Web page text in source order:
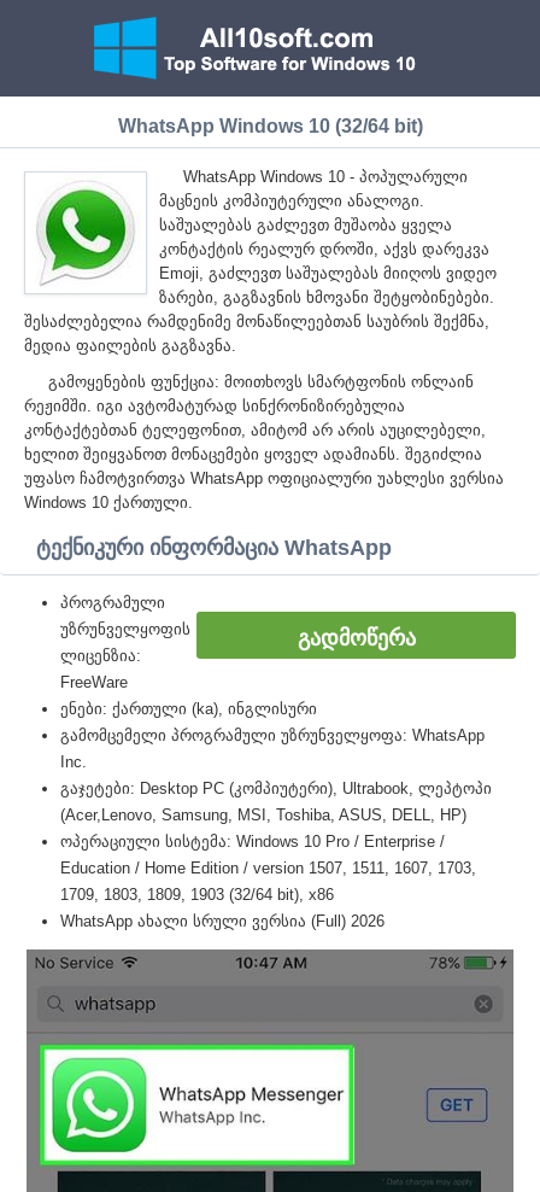
WhatsApp Windows 10 (32/64 bit)
WhatsApp Windows 10 - პოპულარული
მაცნეის კომპიუტერული ანალოგი.
საშუალებას გაძლევთ მუშაობა ყველა
კონტაქტის რეალურ დროში, აქვს დარეკვა
Emoji, გაძლევთ საშუალებას მიიღოს ვიდეო
ზარები, გაგზავნის ხმოვანი შეტყობინებები.
შესაძლებელია რამდენიმე მონაწილეებთან საუბრის შექმნა,
მედია ფაილების გაგზავნა.
გამოყენების ფუნქცია: მოითხოვს სმარტფონის ონლაინ
რეჟიმში. იგი ავტომატურად სინქრონიზირებულია
კონტაქტებთან ტელეფონით, ამიტომ არ არის აუცილებელი,
ხელით შეიყვანოთ მონაცემები ყოველ ადამიანს. შეგიძლია
უფასო ჩამოტვირთვა WhatsApp ოფიციალური უახლესი ვერსია
Windows 10 ქართული.
ტექნიკური ინფორმაცია WhatsApp
ᲒᲐᲓᲛᲝᲬᲔᲠᲐ
პროგრამული
უზრუნველყოფის
ლიცენზია:
FreeWare
ენები: ქართული (ka), ინგლისური
გამომცემელი პროგრამული უზრუნველყოფა: WhatsApp
Inc.
გაჯეტები: Desktop PC (კომპიუტერი), Ultrabook, ლეპტოპი
(Acer,Lenovo, Samsung, MSI, Toshiba, ASUS, DELL, HP)
ოპერაციული სისტემა: Windows 10 Pro / Enterprise /
Education / Home Edition / version 1507, 1511, 1607, 1703,
1709, 1803, 1809, 1903 (32/64 bit), x86
WhatsApp ახალი სრული ვერსია (Full) 2026